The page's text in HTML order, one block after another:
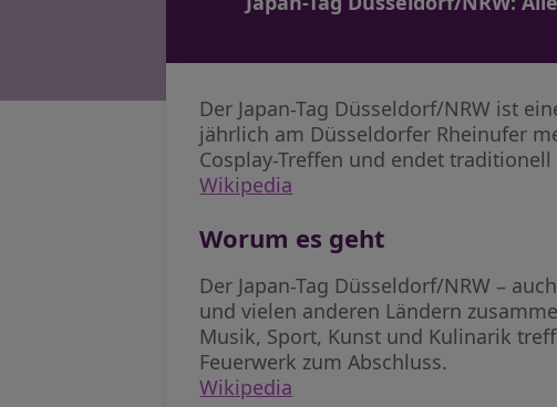
Der Japan-Tag Düsseldorf/NRW ist
jährlich am Düsseldorfer Rheinufer
Cosplay-Treffen und endet
Wikipedia
Worum es geht
Der Japan-Tag Düsseldorf/NRW –
und vielen anderen Ländern
Musik, Sport, Kunst und Kulinarik
Feuerwerk zum Abschluss.
Wikipedia